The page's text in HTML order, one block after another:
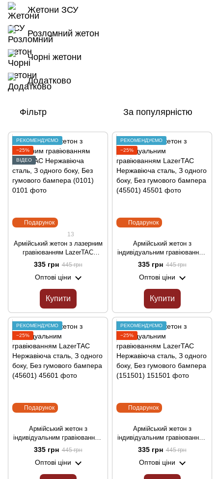
Жетони ЗСУ
Розломний жетон
Чорні жетони
Додатково
Фільтр За популярністю
Подарунок
РЕКОМЕНДУЄМО
−25%
ВІДЕО
13
Армійський жетон з лазерним
гравіюванням LazerTAC
Нержавіюча сталь, З одного
боку, Без гумового бампера
(0101)
335 грн 445 грн
Оптові ціни
Купити
Подарунок
РЕКОМЕНДУЄМО
−25%
Армійський жетон з
індивідуальним гравіюванням
LazerTAC Нержавіюча сталь,
З одного боку, Без гумового
бампера (45501)
335 грн 445 грн
Оптові ціни
Купити
Подарунок
РЕКОМЕНДУЄМО
−25%
Армійський жетон з
індивідуальним гравіюванням
LazerTAC Нержавіюча сталь,
З одного боку, Без гумового
бампера (45601)
335 грн 445 грн
Оптові ціни
Подарунок
РЕКОМЕНДУЄМО
−25%
Армійський жетон з
індивідуальним гравіюванням
LazerTAC Нержавіюча сталь,
З одного боку, Без гумового
бампера (151501)
335 грн 445 грн
Оптові ціни